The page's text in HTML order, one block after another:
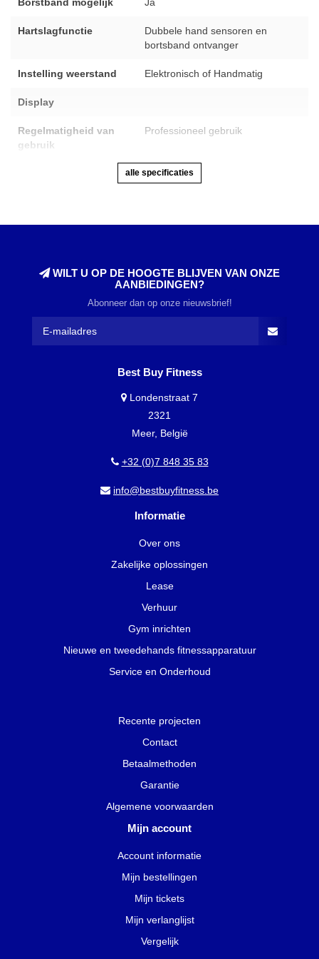
Hartslagfunctie
Dubbele hand sensoren en
bortsband ontvanger
Instelling weerstand Elektronisch of Handmatig
Display
Regelmatigheid van
gebruik
Professioneel gebruik
alle specificaties
WILT U OP DE HOOGTE BLIJVEN VAN ONZE
AANBIEDINGEN?
Abonneer dan op onze nieuwsbrief!
Best Buy Fitness
Londenstraat 7
2321
Meer, België
+32 (0)7 848 35 83
info@bestbuyfitness.be
Informatie
Over ons
Zakelijke oplossingen
Lease
Verhuur
Gym inrichten
Nieuwe en tweedehands fitnessapparatuur
Service en Onderhoud
Recente projecten
Contact
Betaalmethoden
Garantie
Algemene voorwaarden
Mijn account
Account informatie
Mijn bestellingen
Mijn tickets
Mijn verlanglijst
Vergelijk